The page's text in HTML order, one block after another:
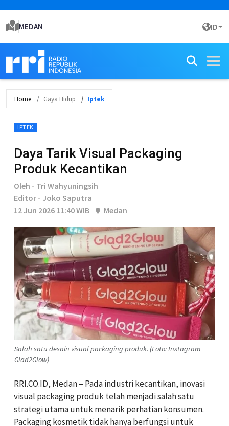
MEDAN ID
Home Gaya Hidup Iptek
IPTEK
Daya Tarik Visual Packaging
Produk Kecantikan
Oleh - Tri Wahyuningsih
Editor - Joko Saputra
12 Jun 2026 11:40 WIB
Medan
Salah satu desain visual packaging produk. (Foto: Instagram
Glad2Glow)
RRI.CO.ID, Medan – Pada industri kecantikan, inovasi
visual packaging produk telah menjadi salah satu
strategi utama untuk menarik perhatian konsumen.
Packaging kosmetik tidak hanya berfungsi untuk